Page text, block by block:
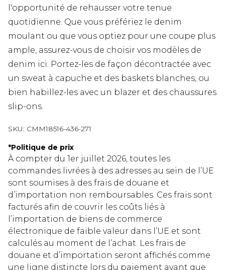
l'opportunité de rehausser votre tenue
quotidienne. Que vous préfériez le denim
moulant ou que vous optiez pour une coupe plus
ample, assurez-vous de choisir vos modèles de
denim ici. Portez-les de façon décontractée avec
un sweat à capuche et des baskets blanches, ou
bien habillez-les avec un blazer et des chaussures
slip-ons.
SKU: CMM18516-436-271
*Politique de prix
À compter du 1er juillet 2026, toutes les
commandes livrées à des adresses au sein de l’UE
sont soumises à des frais de douane et
d’importation non remboursables. Ces frais sont
facturés afin de couvrir les coûts liés à
l’importation de biens de commerce
électronique de faible valeur dans l’UE et sont
calculés au moment de l’achat. Les frais de
douane et d’importation seront affichés comme
une ligne distincte lors du paiement avant que